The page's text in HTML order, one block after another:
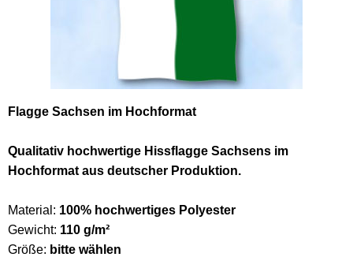
Flagge Sachsen im Hochformat
Qualitativ hochwertige Hissflagge Sachsens im
Hochformat aus deutscher Produktion.
Material: 100% hochwertiges Polyester
Gewicht: 110 g/m²
Größe: bitte wählen